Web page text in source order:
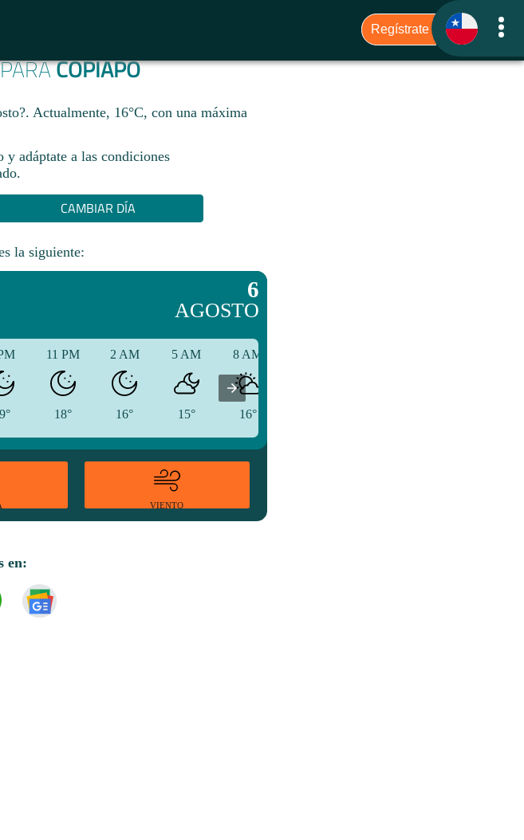
COPIAPÓ
Actualmente, 16°C, con una máxima
adáptate a las condiciones
CAMBIAR DÍA
la siguiente:
6
AGOSTO
11 PM
18°
2 AM
16°
5 AM
15°
8 AM
16°
VIENTO
en: